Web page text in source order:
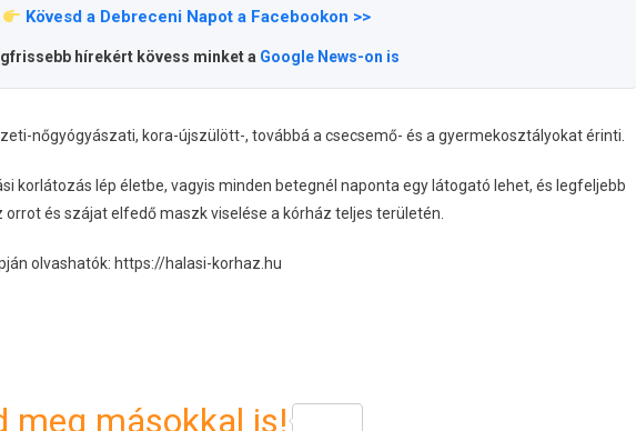
Kövesd a Debreceni Napot a Facebookon >>
hírekért kövess minket a Google News-on is
nőgyógyászati, kora-újszülött-, továbbá a csecsemő- és a gyermekosztályokat érinti.
korlátozás lép életbe, vagyis minden betegnél naponta egy látogató lehet, és legfeljebb
és szájat elfedő maszk viselése a kórház teljes területén.
olvashatók: https://halasi-korhaz.hu
meg másokkal is!